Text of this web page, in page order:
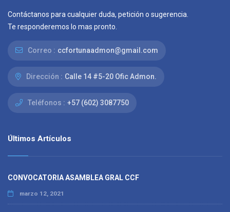
Contáctanos para cualquier duda, petición o sugerencia.
Te responderemos lo mas pronto.
Correo : ccfortunaadmon@gmail.com
Dirección : Calle 14 #5-20 Ofic Admon.
Teléfonos : +57 (602) 3087750
Últimos Artículos
CONVOCATORIA ASAMBLEA GRAL CCF
marzo 12, 2021